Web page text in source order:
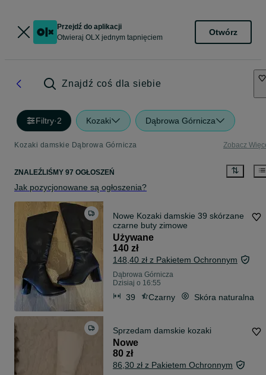
Przejdź do aplikacji
Otwieraj OLX jednym tapnięciem
Otwórz
Znajdź coś dla siebie
Filtry·2 Kozaki Dąbrowa Górnicza
Kozaki damskie Dąbrowa Górnicza Zobacz
ZNALEŹLIŚMY 97 OGŁOSZEŃ
Jak pozycjonowane są ogłoszenia?
Nowe Kozaki damskie 39 skórzane
czarne buty zimowe
Używane
140 zł
148,40 zł z Pakietem Ochronnym
Dąbrowa Górnicza
Dzisiaj o 16:55
39 Czarny Skóra naturalna
Sprzedam damskie kozaki
Nowe
80 zł
86,30 zł z Pakietem Ochronnym